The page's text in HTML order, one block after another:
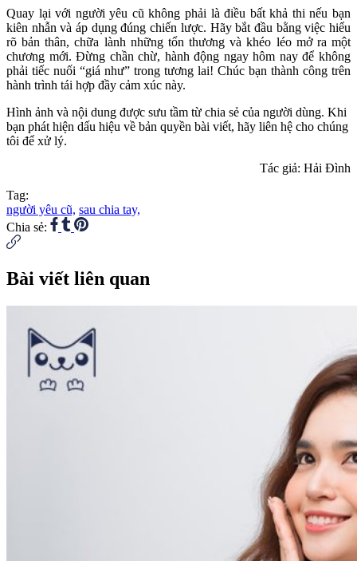
Quay lại với người yêu cũ không phải là điều bất khả thi nếu bạn
kiên nhẫn và áp dụng đúng chiến lược. Hãy bắt đầu bằng việc hiểu
rõ bản thân, chữa lành những tổn thương và khéo léo mở ra một
chương mới. Đừng chần chừ, hành động ngay hôm nay để không
phải tiếc nuối “giá như” trong tương lai! Chúc bạn thành công trên
hành trình tái hợp đầy cảm xúc này.
Hình ảnh và nội dung được sưu tầm từ chia sẻ của người dùng. Khi
bạn phát hiện dấu hiệu về bản quyền bài viết, hãy liên hệ cho chúng
tôi để xử lý.
Tác giả: Hải Đình
Tag:
người yêu cũ, sau chia tay,
Chia sẻ:
Bài viết liên quan